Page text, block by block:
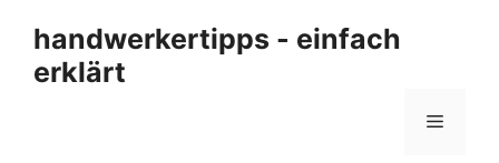
Inhalt
springen
handwerkertipps - einfach
erklärt
Menü